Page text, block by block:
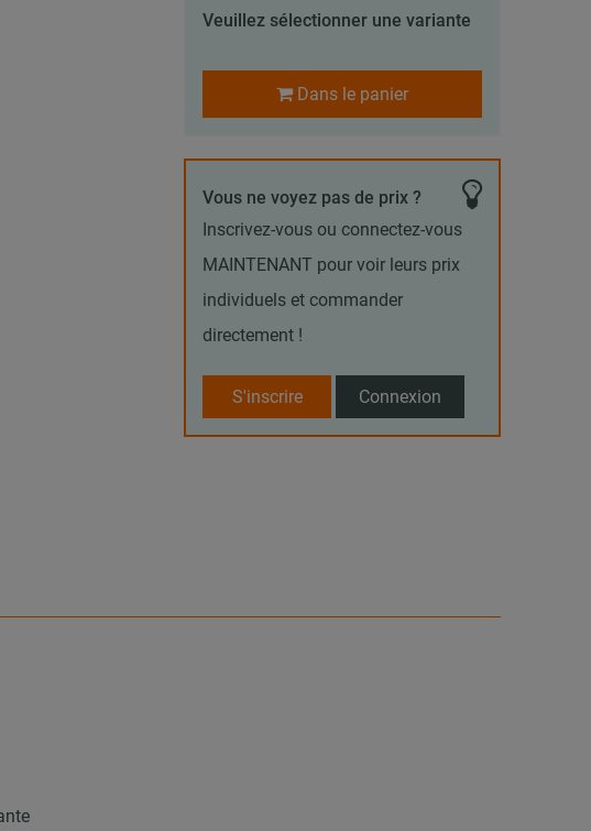
Veuillez sélectionner une variante
Dans le panier
Vous ne voyez pas de prix ?
Inscrivez-vous ou connectez-vous
MAINTENANT pour voir leurs prix
individuels et commander
directement !
S'inscrire Connexion